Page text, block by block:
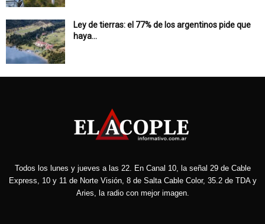
Ley de tierras: el 77% de los argentinos pide que
haya...
Todos los lunes y jueves a las 22. En Canal 10, la señal 29 de Cable
Express, 10 y 11 de Norte Visión, 8 de Salta Cable Color, 35.2 de TDA y
Aries, la radio con mejor imagen.